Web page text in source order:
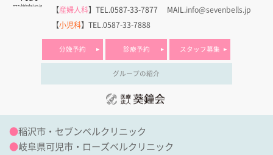
【産婦人科】TEL.0587-33-7877 MAIL. info@sevenbells.jp
【小児科】TEL.0587-33-7888
分娩予約 診療予約 スタッフ募集
グループの紹介
●稲沢市・セブンベルクリニック
●岐阜県可児市・ローズベルクリニック